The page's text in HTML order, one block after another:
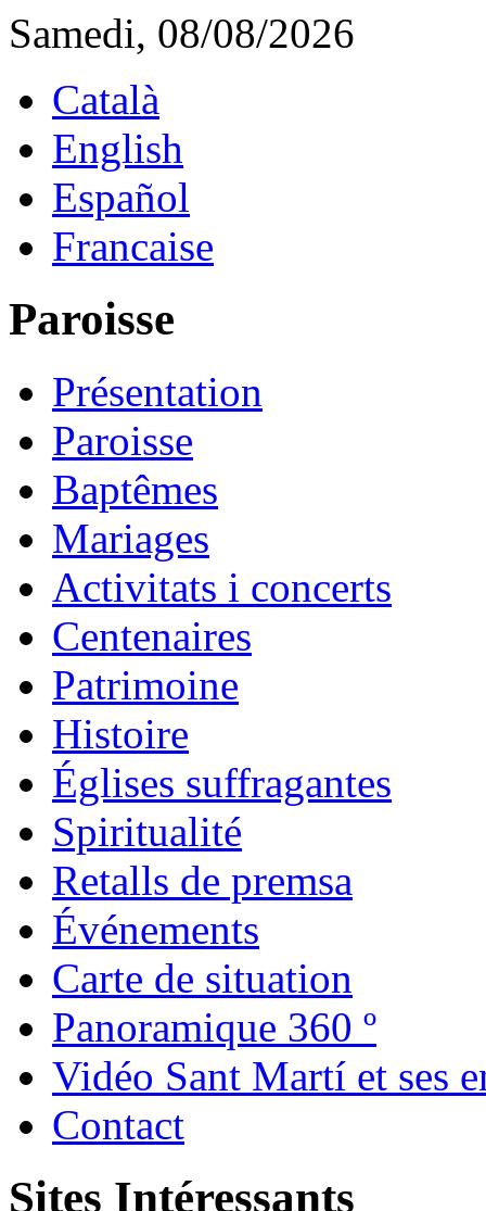
Samedi, 08/08/2026
Català
English
Español
Francaise
Paroisse
Présentation
Paroisse
Baptêmes
Mariages
Activitats i concerts
Centenaires
Patrimoine
Histoire
Églises suffragantes
Spiritualité
Retalls de premsa
Événements
Carte de situation
Panoramique 360 º
Vidéo Sant Martí et ses
Contact
Sites Intéressants